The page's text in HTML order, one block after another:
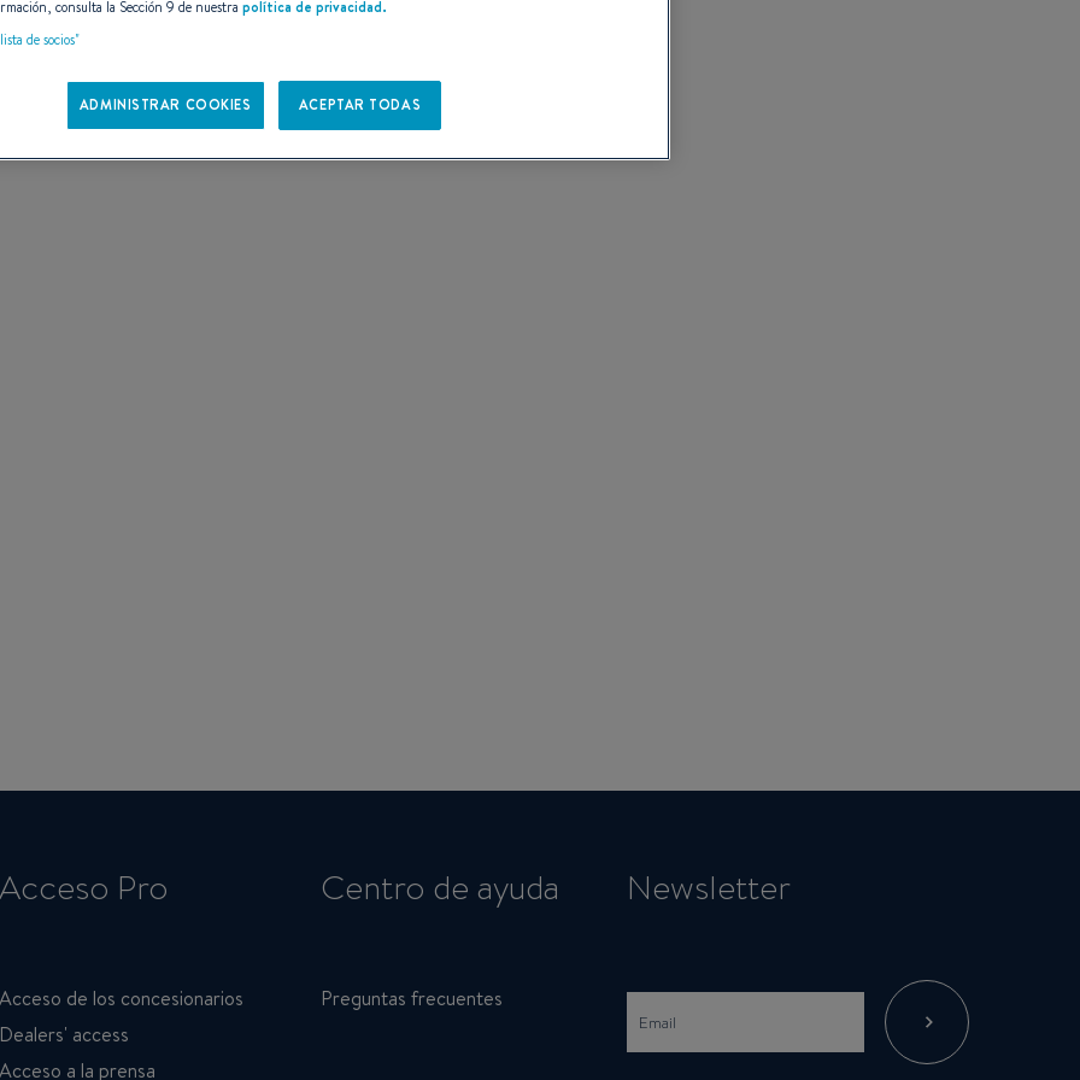
Acceso Pro
Acceso de los concesionarios
Dealers' access
Acceso a la prensa
Centro de ayuda
Preguntas frecuentes
Newsletter
consulta la Sección 9 de nuestra política de privacidad.
de socios"
ADMINISTRAR COOKIES ACEPTAR TODAS